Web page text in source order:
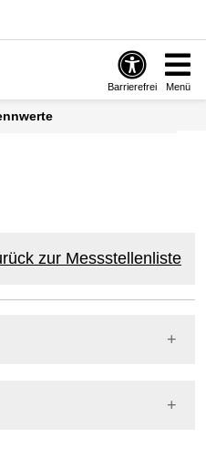
Barrierefrei Menü
zur Messstellenliste